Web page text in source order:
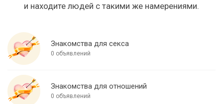
и находите людей с такими же намерениями.
Знакомства для секса
0 объявлений
Знакомства для отношений
0 объявлений